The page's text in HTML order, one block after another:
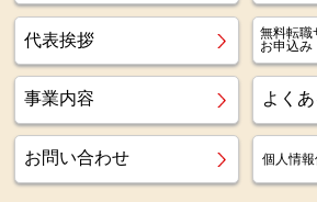
代表挨拶
無料転職
お申込み
事業内容 よく
お問い合わせ 個人情